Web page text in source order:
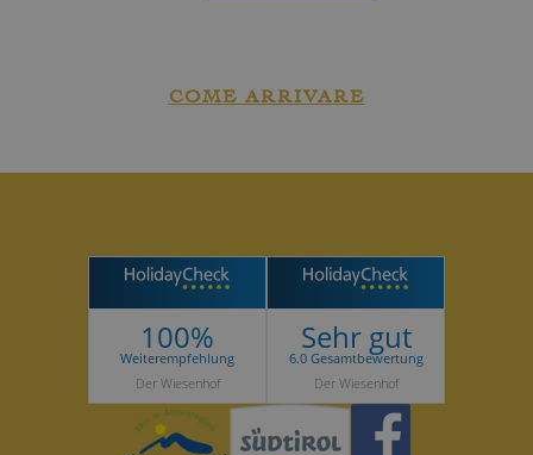
COME ARRIVARE
100%
Weiterempfehlung
Der Wiesenhof
Sehr gut
6.0 Gesamtbewertung
Der Wiesenhof